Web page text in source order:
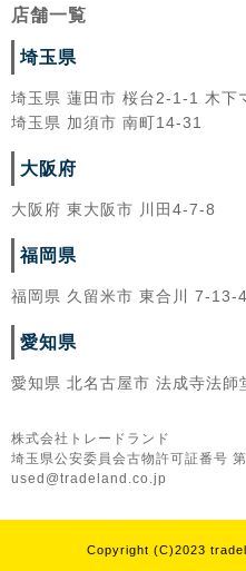
店舗一覧
埼玉県
埼玉県 蓮田市 桜台2-1-1 木下
埼玉県 加須市 南町14-31
大阪府
大阪府 東大阪市 川田4-7-8
福岡県
福岡県 久留米市 東合川 7-13-
愛知県
愛知県 北名古屋市 法成寺法師
株式会社トレードランド
埼玉県公安委員会古物許可証番号
used@tradeland.co.jp
Copyright (C)2023